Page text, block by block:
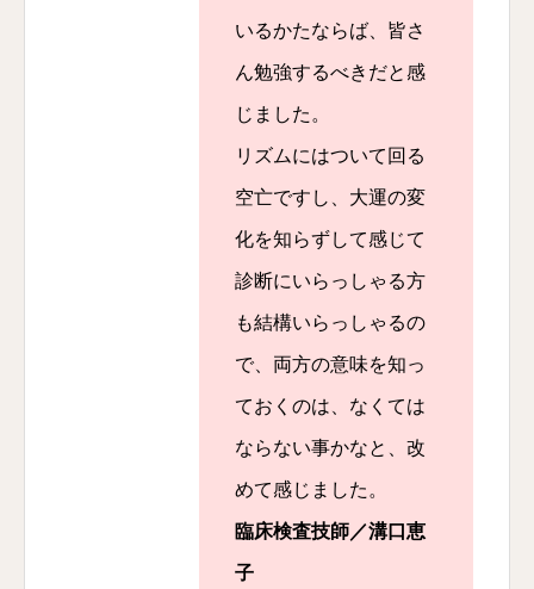
いるかたならば、皆さ
ん勉強するべきだと感
じました。
リズムにはついて回る
空亡ですし、大運の変
化を知らずして感じて
診断にいらっしゃる方
も結構いらっしゃるの
で、両方の意味を知っ
ておくのは、なくては
ならない事かなと、改
めて感じました。
臨床検査技師／溝口恵
子